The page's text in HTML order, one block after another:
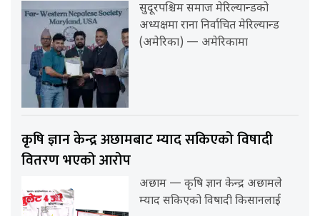
सुदूरपश्चिम समाज मेरिल्यान्डको
अध्यक्षमा राना निर्वाचित मेरिल्यान्ड
(अमेरिका) — अमेरिकामा
कृषि ज्ञान केन्द्र अछामबाट म्याद सकिएको विषादी
वितरण भएको आरोप
अछाम — कृषि ज्ञान केन्द्र अछामले
म्याद सकिएको विषादी किसानलाई